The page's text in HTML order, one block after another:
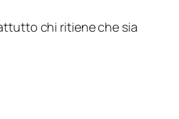
chi ritiene che sia